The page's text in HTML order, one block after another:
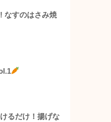
なすのはさみ焼
るだけ！揚げな